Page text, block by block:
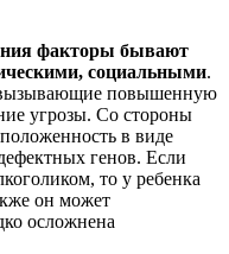
факторы бывают
социальными.
вызывающие повышенную
угрозы. Со стороны
в виде
генов. Если
то у ребенка
он может
осложнена